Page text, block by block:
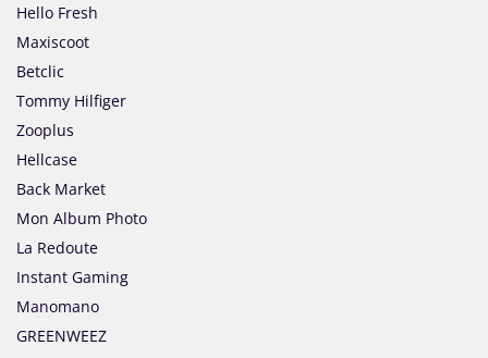
Hello Fresh
Maxiscoot
Betclic
Tommy Hilfiger
Zooplus
Hellcase
Back Market
Mon Album Photo
La Redoute
Instant Gaming
Manomano
GREENWEEZ